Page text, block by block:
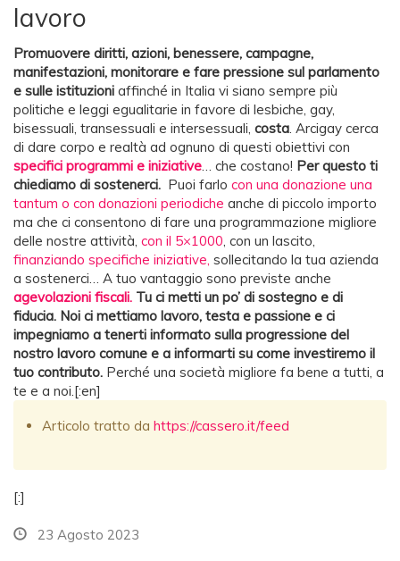
lavoro
Promuovere diritti, azioni, benessere, campagne,
manifestazioni, monitorare e fare pressione sul parlamento
e sulle istituzioni affinché in Italia vi siano sempre più
politiche e leggi egualitarie in favore di lesbiche, gay,
bisessuali, transessuali e intersessuali, costa. Arcigay cerca
di dare corpo e realtà ad ognuno di questi obiettivi con
specifici programmi e iniziative… che costano! Per questo ti
chiediamo di sostenerci. Puoi farlo con una donazione una
tantum o con donazioni periodiche anche di piccolo importo
ma che ci consentono di fare una programmazione migliore
delle nostre attività, con il 5×1000, con un lascito,
finanziando specifiche iniziative, sollecitando la tua azienda
a sostenerci… A tuo vantaggio sono previste anche
agevolazioni fiscali. Tu ci metti un po’ di sostegno e di
fiducia. Noi ci mettiamo lavoro, testa e passione e ci
impegniamo a tenerti informato sulla progressione del
nostro lavoro comune e a informarti su come investiremo il
tuo contributo. Perché una società migliore fa bene a tutti, a
te e a noi.[:en]
Articolo tratto da https://cassero.it/feed
[:]
23 Agosto 2023